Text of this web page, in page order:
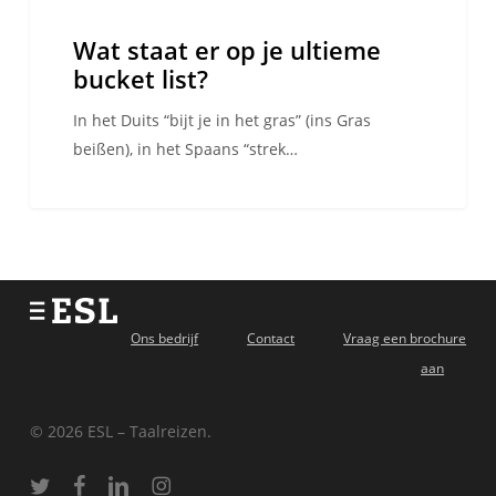
Wat staat er op je ultieme
bucket list?
In het Duits “bijt je in het gras” (ins Gras
beißen), in het Spaans “strek…
Ons bedrijf Contact
Vraag een brochure
aan
© 2026 ESL – Taalreizen.
twitterfacebooklinkedininstagram